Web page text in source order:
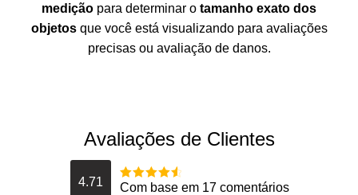
medição para determinar o tamanho exato dos
objetosque você está visualizando para avaliações
precisas ou avaliação de danos.
Avaliações de Clientes
4.71
Avaliação
Com base em 17 comentários